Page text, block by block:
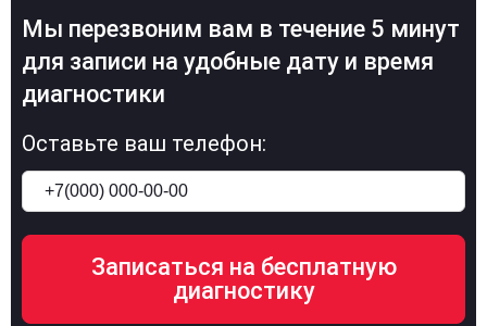
Мы перезвоним вам в течение 5 минут
для записи на удобные дату и время
диагностики
Оставьте ваш телефон: